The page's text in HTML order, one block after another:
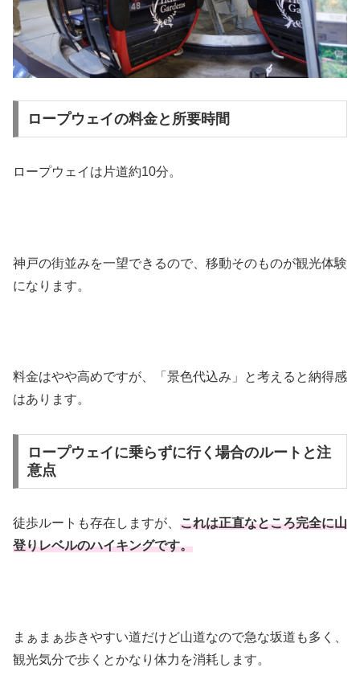
ロープウェイの料金と所要時間
ロープウェイは片道約10分。
神戸の街並みを一望できるので、移動そのものが観光体験
になります。
料金はやや高めですが、「景色代込み」と考えると納得感
はあります。
ロープウェイに乗らずに行く場合のルートと注
意点
徒歩ルートも存在しますが、 これは正直なところ完全に山
登りレベルのハイキングです。
まぁまぁ歩きやすい道だけど山道なので急な坂道も多く、
観光気分で歩くとかなり体力を消耗します。